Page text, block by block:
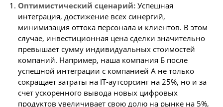
Оптимистический сценарий: Успешная
интеграция, достижение всех синергий,
минимизация оттока персонала и клиентов. В этом
случае, инвестиционная цена сделки значительно
превышает сумму индивидуальных стоимостей
компаний. Например, наша компания Б после
успешной интеграции с компанией А не только
сокращает затраты на IT-аутсорсинг на 25%, но и за
счет ускоренного вывода новых цифровых
продуктов увеличивает свою долю на рынке на 5%,